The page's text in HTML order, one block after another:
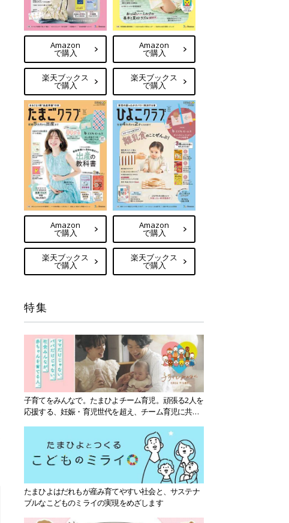
Amazon
で購入
楽天ブックス
で購入
Amazon
で購入
楽天ブックス
で購入
Amazon
で購入
楽天ブックス
で購入
Amazon
で購入
楽天ブックス
で購入
特集
子育てをみんなで。たまひよチーム育児。頑張る2人を
応援する、妊娠・育児世代を超え、チーム育児に共感
たまひよはだれもが産み育てやすい社会と、サステナ
ブルなこどものミライの実現をめざします